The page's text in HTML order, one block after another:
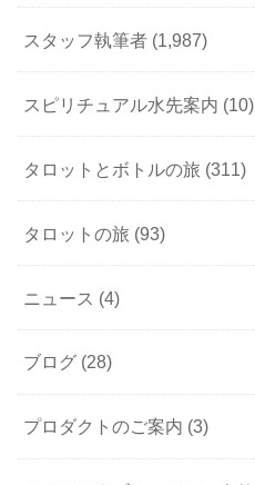
スタッフ執筆者 (1,987)
スピリチュアル水先案内 (10)
タロットとボトルの旅 (311)
タロットの旅 (93)
ニュース (4)
ブログ (28)
プロダクトのご案内 (3)